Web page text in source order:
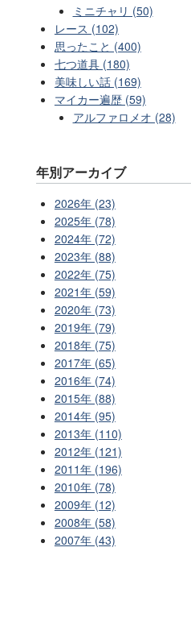
ミニチャリ (50)
レース (102)
思ったこと (400)
七つ道具 (180)
美味しい話 (169)
マイカー遍歴 (59)
アルファロメオ (28)
年別アーカイブ
2026年 (23)
2025年 (78)
2024年 (72)
2023年 (88)
2022年 (75)
2021年 (59)
2020年 (73)
2019年 (79)
2018年 (75)
2017年 (65)
2016年 (74)
2015年 (88)
2014年 (95)
2013年 (110)
2012年 (121)
2011年 (196)
2010年 (78)
2009年 (12)
2008年 (58)
2007年 (43)